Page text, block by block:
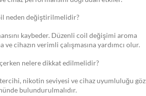
neden değiştirilmelidir?
kaybeder. Düzenli coil değişimi aroma
ve cihazın verimli çalışmasına yardımcı olur.
nelere dikkat edilmelidir?
nikotin seviyesi ve cihaz uyumluluğu göz
bulundurulmalıdır.